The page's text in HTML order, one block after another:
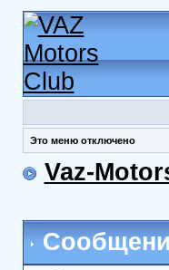
Это меню отключено
Vaz-